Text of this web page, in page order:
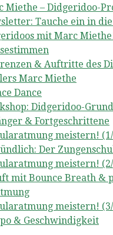
Miethe – Didgeridoo-
Tauche ein in
mit Marc
& Auftritte des
Marc Miethe
Dance
Didgeridoo-
& Fortgeschrittene
meistern!
Der
meistern!
mit Bounce Breath &
meistern! (3/
& Geschwindigkeit